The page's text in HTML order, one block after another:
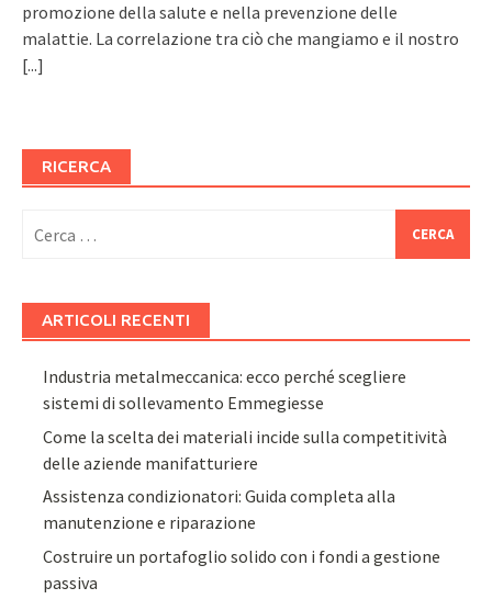
promozione della salute e nella prevenzione delle
malattie. La correlazione tra ciò che mangiamo e il nostro
[...]
RICERCA
per:
ARTICOLI RECENTI
Industria metalmeccanica: ecco perché scegliere
sistemi di sollevamento Emmegiesse
Come la scelta dei materiali incide sulla competitività
delle aziende manifatturiere
Assistenza condizionatori: Guida completa alla
manutenzione e riparazione
Costruire un portafoglio solido con i fondi a gestione
passiva